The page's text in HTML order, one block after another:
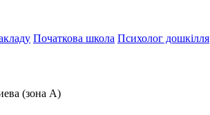
Початкова школа Психолог дошкілля
(зона А)